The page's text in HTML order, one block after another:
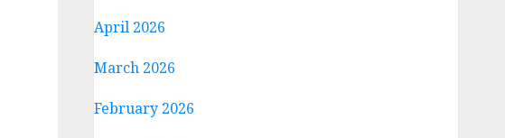
April 2026
March 2026
February 2026